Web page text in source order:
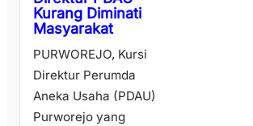
Kurang Diminati
Masyarakat
PURWOREJO, Kursi
Direktur Perumda
Aneka Usaha (PDAU)
Purworejo yang